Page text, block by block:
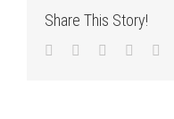
Share This Story!
Facebook
TwitterLinkedIn
Reddit